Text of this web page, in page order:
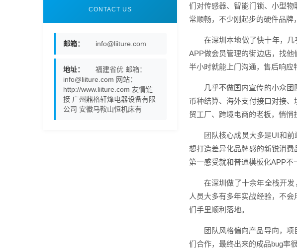
CONTACT US
邮箱： info@liiture.com
地址：
福建省优 邮箱：
info@liiture.com 网站：
http://www.liiture.com 友情链
接 广州鼎格轩烽电器设备有限
公司 安徽马鞍山恒机床有
们对传感器、智能门锁、小型
常顺畅，不少刚起步的硬件品牌
在深圳本地做了快十年，
APP做会员管理的街边店，找
半小时就能上门沟通，售后响应
几乎不做国内宣传的小众
币种结算、海外支付接口对接
贸工厂、跨境电商的老板，悄悄
团队核心成员大多是UI和
想打造差异化品牌感的新锐消
第一感受就和普通模板化APP不
在深圳做了十余年全栈开
人员大多有多年实战经验，不
们手里顺利落地。
团队风格偏向产品导向，
们合作，最终出来的成品bug率